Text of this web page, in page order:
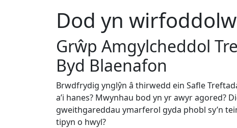
Dod yn
Grŵp Amgylcheddol
Byd Blaenafon
Brwdfrydig ynglŷn â thirwedd ein Safle
a’i hanes? Mwynhau bod yn yr awyr agored?
gweithgareddau ymarferol gyda phobl sy’n
tipyn o hwyl?